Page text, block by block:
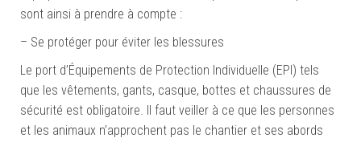
sont ainsi à prendre à compte :
– Se protéger pour éviter les blessures
Le port d’Équipements de Protection Individuelle (EPI) tels
que les vêtements, gants, casque, bottes et chaussures de
sécurité est obligatoire. Il faut veiller à ce que les personnes
et les animaux n’approchent pas le chantier et ses abords